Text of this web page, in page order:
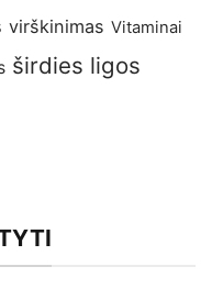
virškinimas Vitaminai
širdies ligos